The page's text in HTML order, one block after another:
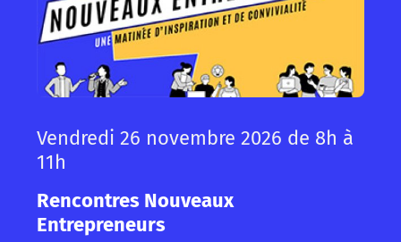
Vendredi 26 novembre 2026 de 8h à
11h
Rencontres Nouveaux
Entrepreneurs